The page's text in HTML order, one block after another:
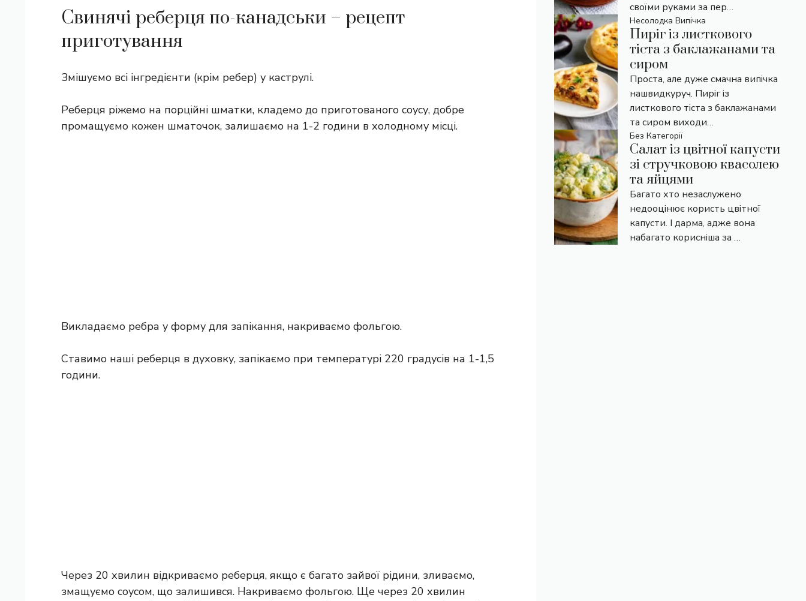
Свинячі реберця по-канадськи – рецепт
приготування
Змішуємо всі інгредієнти (крім ребер) у каструлі.
Реберця ріжемо на порційні шматки, кладемо до приготованого соусу, добре
промащуємо кожен шматочок, залишаємо на 1-2 години в холодному місці.
Викладаємо ребра у форму для запікання, накриваємо фольгою.
Ставимо наші реберця в духовку, запікаємо при температурі 220 градусів на 1-1,5
години.
Через 20 хвилин відкриваємо реберця, якщо є багато зайвої рідини, зливаємо,
змащуємо соусом, що залишився. Накриваємо фольгою. Ще через 20 хвилин
своїми руками за пер…
Несолодка Випічка
Пиріг із листкового
тіста з баклажанами та
сиром
Проста, але дуже смачна випічка
нашвидкуруч. Пиріг із
листкового тіста з баклажанами
та сиром виходи…
Без Категорії
Салат із цвітної капусти
зі стручковою квасолею
та яйцями
Багато хто незаслужено
недооцінює користь цвітної
капусти. І дарма, адже вона
набагато корисніша за …